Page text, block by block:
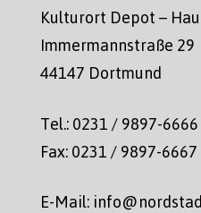
Kulturort Depot –
Immermannstraße 29
44147 Dortmund
Tel.: 0231 / 9897-6666
Fax: 0231 / 9897-6667
E-Mail: